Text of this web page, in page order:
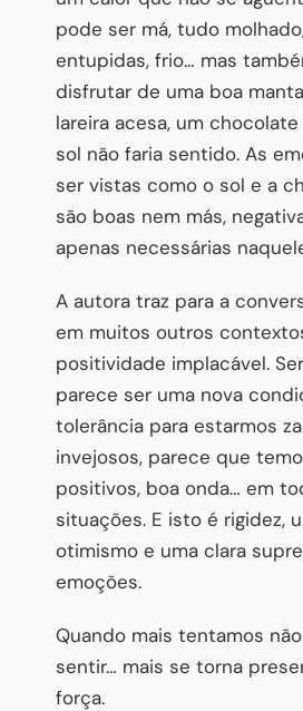
pode ser má, tudo
entupidas, frio… mas
disfrutar de uma boa
lareira acesa, um
sol não faria sentido. As
ser vistas como o sol e a
são boas nem más,
apenas necessárias
A autora traz para a
em muitos outros
positividade implacável.
parece ser uma nova
tolerância para estarmos
invejosos, parece que
positivos, boa onda… em
situações. E isto é rigidez,
otimismo e uma clara
emoções.
Quando mais tentamos
sentir… mais se torna
força.